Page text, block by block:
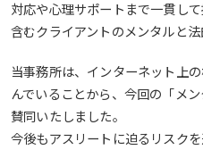
対応や心理サポートまで一貫し
含むクライアントのメンタルと法
当事務所は、インターネット上
んでいることから、今回の「メ
賛同いたしました。
今後もアスリートに迫るリスク